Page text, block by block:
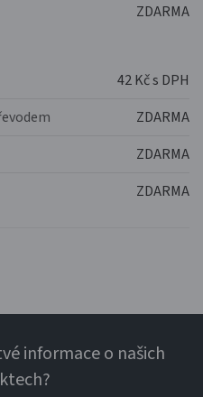
ZDARMA
42 Kč s DPH
ZDARMA
ZDARMA
ZDARMA
informace o našich